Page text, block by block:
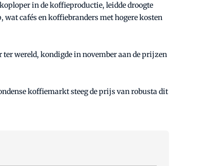
in de koffieproductie, leidde droogte
cafés en koffiebranders met hogere kosten
wereld, kondigde in november aan de prijzen
koffiemarkt steeg de prijs van robusta dit